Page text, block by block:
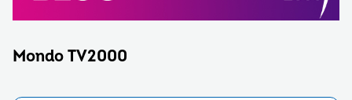
Mondo TV2000